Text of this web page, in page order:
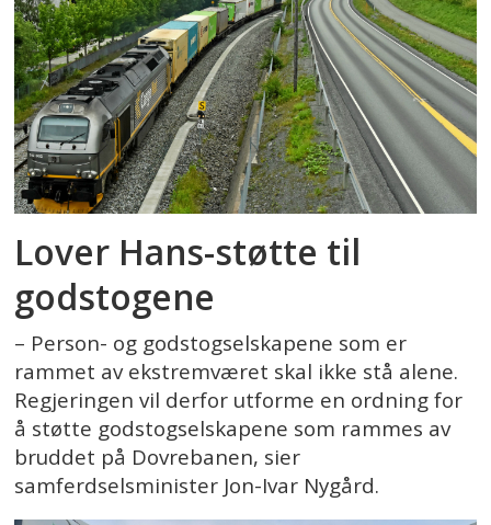
Lover Hans-støtte til
godstogene
– Person- og godstogselskapene som er
rammet av ekstremværet skal ikke stå alene.
Regjeringen vil derfor utforme en ordning for
å støtte godstogselskapene som rammes av
bruddet på Dovrebanen, sier
samferdselsminister Jon-Ivar Nygård.